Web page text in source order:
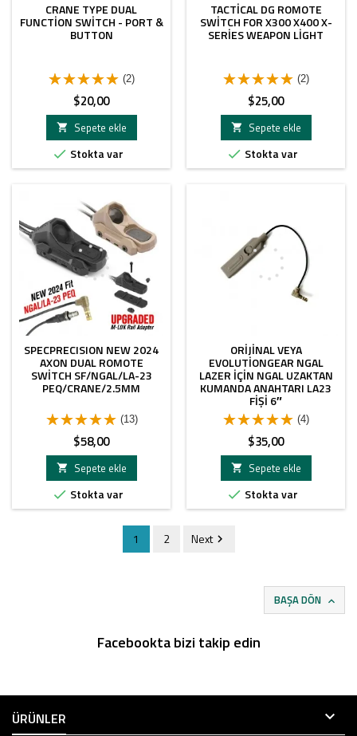
CRANE TYPE DUAL
FUNCTION SWITCH - PORT &
BUTTON
(2)
Fiyat
$20,00

Sepete ekle
 Stokta var
TACTICAL DG ROMOTE
SWITCH FOR X300 X400 X-
SERIES WEAPON LIGHT
(2)
Fiyat
$25,00

Sepete ekle
 Stokta var
SPECPRECISION NEW 2024
AXON DUAL ROMOTE
SWITCH SF/NGAL/LA-23
PEQ/CRANE/2.5MM
(13)
Fiyat
$58,00

Sepete ekle
 Stokta var
ORIJINAL VEYA
EVOLUTIONGEAR NGAL
LAZER IÇIN NGAL UZAKTAN
KUMANDA ANAHTARI LA23
FIŞI 6″
(4)
Fiyat
$35,00

Sepete ekle
 Stokta var
1 2 Next
BAŞA DÖN 
Facebookta bizi takip edin
ÜRÜNLER 